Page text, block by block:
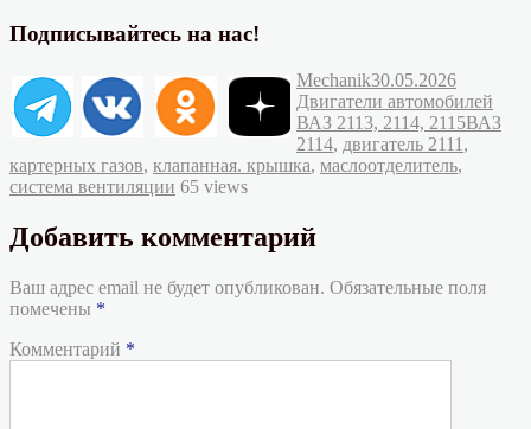
Подписывайтесь на нас!
Автор
MechanikОпубликовано
30.05.2026Рубрики
Двигатели автомобилей
ВАЗ 2113, 2114, 2115Метки
ВАЗ
2114, двигатель 2111 ,
картерных газов, клапанная. крышка, маслоотделитель,
система вентиляции 65 views
Добавить комментарий
Ваш адрес email не будет опубликован. Обязательные поля
помечены *
Комментарий *